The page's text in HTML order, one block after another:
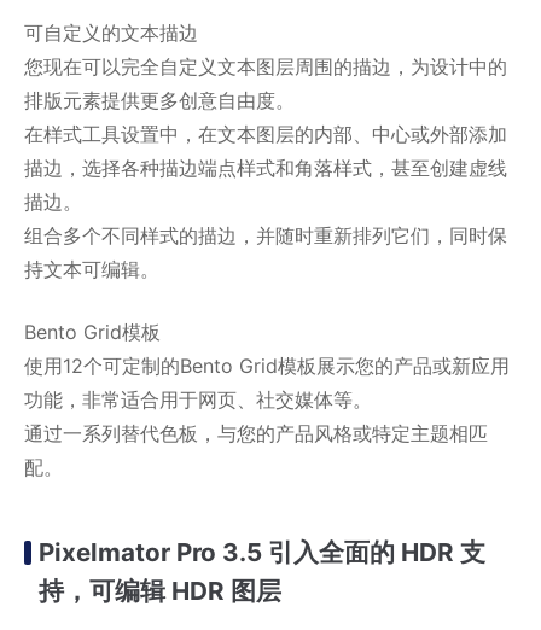
可自定义的文本描边
您现在可以完全自定义文本图层周围的描边，为设计中的
排版元素提供更多创意自由度。
在样式工具设置中，在文本图层的内部、中心或外部添加
描边，选择各种描边端点样式和角落样式，甚至创建虚线
描边。
组合多个不同样式的描边，并随时重新排列它们，同时保
持文本可编辑。
Bento Grid模板
使用12个可定制的Bento Grid模板展示您的产品或新应用
功能，非常适合用于网页、社交媒体等。
通过一系列替代色板，与您的产品风格或特定主题相匹
配。
Pixelmator Pro 3.5 引入全面的 HDR 支
持，可编辑 HDR 图层